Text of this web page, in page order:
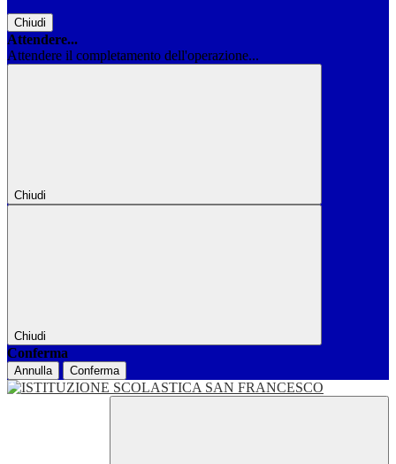
Chiudi
Attendere...
Attendere il completamento dell'operazione...
Chiudi
Chiudi
Conferma
Annulla Conferma